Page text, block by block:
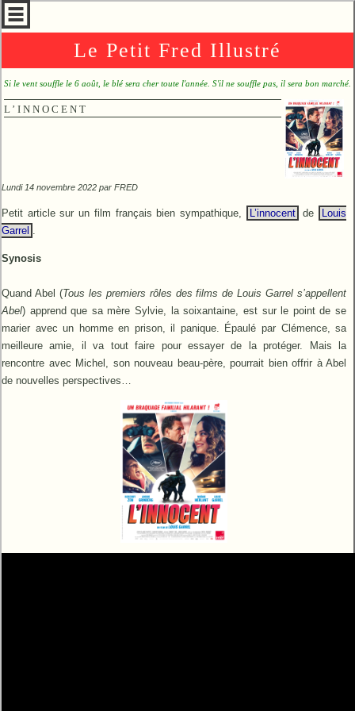
Le Petit Fred Illustré
Si le vent souffle le 6 août, le blé sera cher toute l'année. S'il ne souffle pas, il sera bon marché.
L’INNOCENT
Lundi 14 novembre 2022 par FRED
Petit article sur un film français bien sympathique, L’innocent de
Louis
Garrel .
Synosis
Quand Abel (Tous les premiers rôles des films de Louis Garrel s’appellent
Abel) apprend que sa mère Sylvie, la soixantaine, est sur le point de se
marier avec un homme en prison, il panique. Épaulé par Clémence, sa
meilleure amie, il va tout faire pour essayer de la protéger. Mais la
rencontre avec Michel, son nouveau beau-père, pourrait bien offrir à Abel
de nouvelles perspectives…